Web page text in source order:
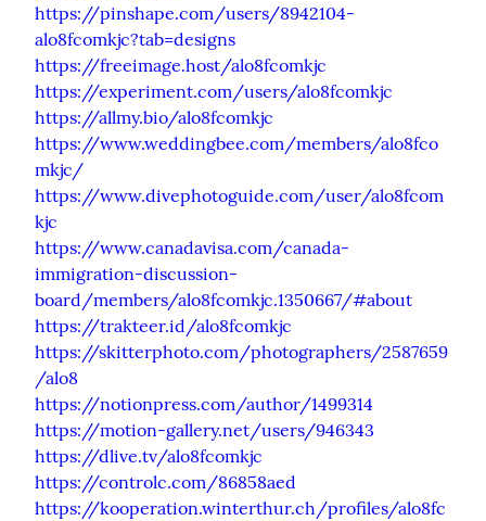
https://pinshape.com/users/8942104-
alo8fcomkjc?tab=designs
https://freeimage.host/alo8fcomkjc
https://experiment.com/users/alo8fcomkjc
https://allmy.bio/alo8fcomkjc
https://www.weddingbee.com/members/alo8fco
mkjc/
https://www.divephotoguide.com/user/alo8fcom
kjc
https://www.canadavisa.com/canada-
immigration-discussion-
board/members/alo8fcomkjc.1350667/#about
https://trakteer.id/alo8fcomkjc
https://skitterphoto.com/photographers/2587659
/alo8
https://notionpress.com/author/1499314
https://motion-gallery.net/users/946343
https://dlive.tv/alo8fcomkjc
https://controlc.com/86858aed
https://kooperation.winterthur.ch/profiles/alo8fc